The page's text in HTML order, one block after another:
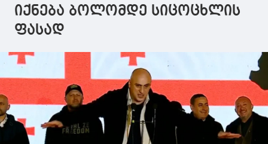
იქნება ბოლომდე სიცოცხლის
ფასად